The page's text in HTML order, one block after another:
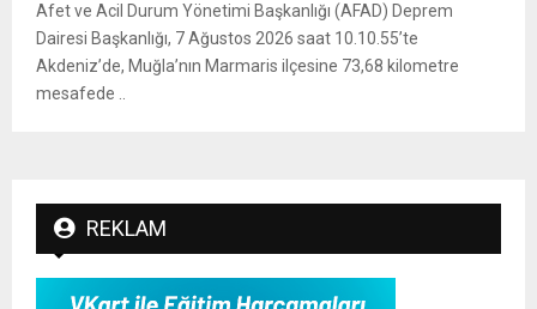
Afet ve Acil Durum Yönetimi Başkanlığı (AFAD) Deprem
Dairesi Başkanlığı, 7 Ağustos 2026 saat 10.10.55’te
Akdeniz’de, Muğla’nın Marmaris ilçesine 73,68 kilometre
mesafede ..
REKLAM